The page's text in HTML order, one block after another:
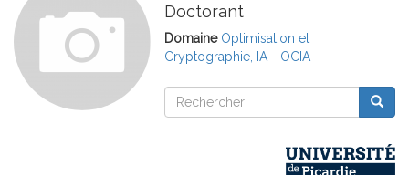
Doctorant
Domaine Optimisation et
Cryptographie, IA - OCIA
Rechercher
Rechercher